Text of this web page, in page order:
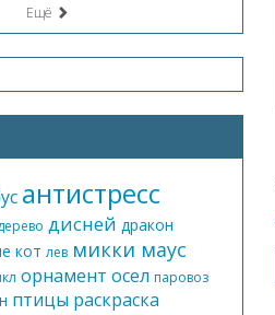
Ещё
антистресс
дисней дракон
кот лев микки маус
орнамент осел паровоз
птицы раскраска